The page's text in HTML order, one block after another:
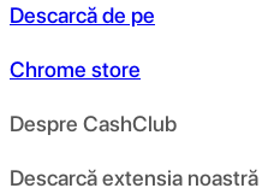
Descarcă de pe
Chrome store
Despre CashClub
Descarcă extensia